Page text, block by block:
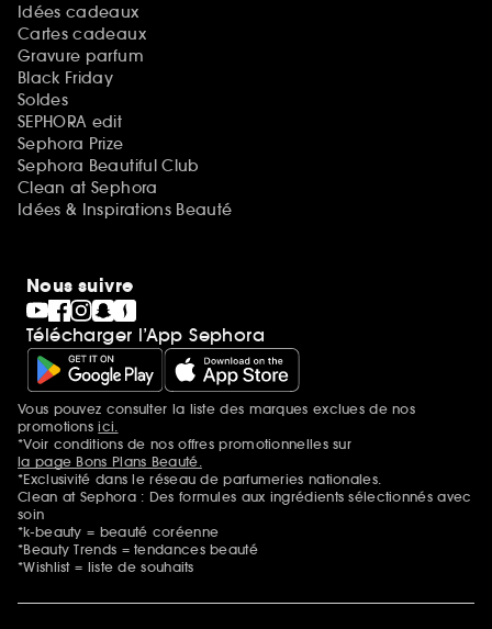
Idées cadeaux
Cartes cadeaux
Gravure parfum
Black Friday
Soldes
SEPHORA edit
Sephora Prize
Sephora Beautiful Club
Clean at Sephora
Idées & Inspirations Beauté
Nous suivre
Télécharger l’App Sephora
Mentions additionnelles
Vous pouvez consulter la liste des marques exclues de nos
promotionsici.
*Voir conditions de nos offres promotionnelles sur
la page Bons Plans Beauté.
*Exclusivité dans le réseau de parfumeries nationales.
Clean at Sephora : Des formules aux ingrédients sélectionnés avec
soin
*k-beauty = beauté coréenne
*Beauty Trends = tendances beauté
*Wishlist = liste de souhaits